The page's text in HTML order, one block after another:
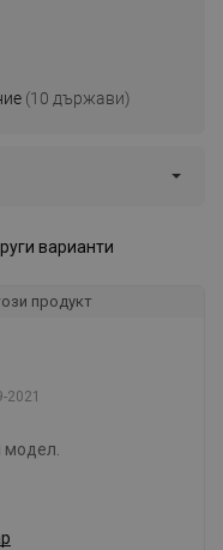
(10 държави)
варианти
продукт
2021
модел.